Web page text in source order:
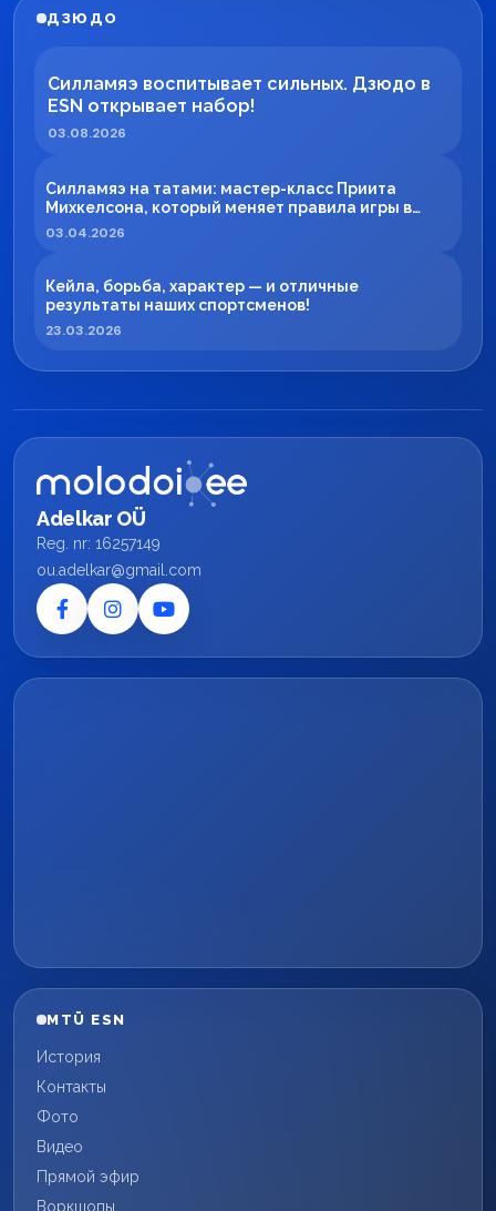
ДЗЮДО
Силламяэ воспитывает сильных. Дзюдо в
ESN открывает набор!
03.08.2026
Силламяэ на татами: мастер-класс Приита
Михкелсона, который меняет правила игры в
регионе
03.04.2026
Кейла, борьба, характер — и отличные
результаты наших спортсменов!
23.03.2026
Adelkar OÜ
Reg. nr: 16257149
ou.adelkar@gmail.com
MTÜ ESN
История
Контакты
Фото
Видео
Прямой эфир
Воркшопы